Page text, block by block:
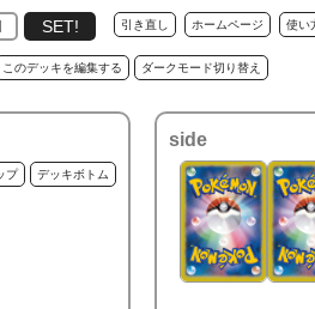
引き直し ホームページ 使い
このデッキを編集する ダークモード切り替え
プ デッキボトム
side